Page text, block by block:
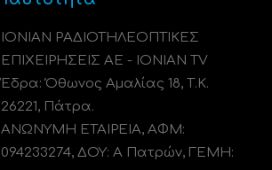
ΙΟΝΙΑΝ ΡΑΔΙΟΤΗΛΕΟΠΤΙΚΕΣ
ΕΠΙΧΕΙΡΗΣΕΙΣ ΑΕ - IONIAN TV
Έδρα: Όθωνος Αμαλίας 18, Τ.Κ.
26221, Πάτρα.
ΑΝΩΝΥΜΗ ΕΤΑΙΡΕΙΑ, ΑΦΜ:
094233274, ΔΟΥ: A Πατρών, ΓΕΜΗ: